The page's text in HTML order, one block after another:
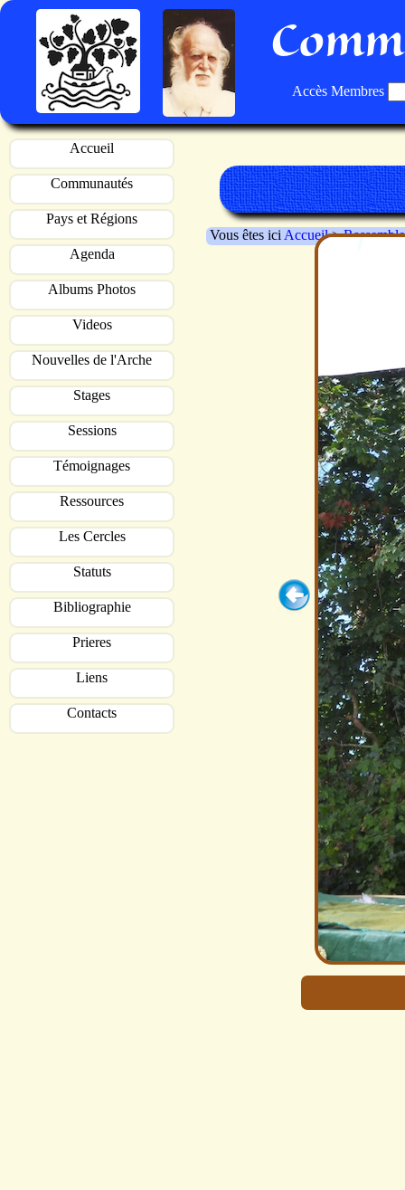
Accès Membres
Accueil
Communautés
Pays et Régions
Agenda
Albums Photos
Videos
Nouvelles de l'Arche
Stages
Sessions
Témoignages
Ressources
Les Cercles
Statuts
Bibliographie
Prieres
Liens
Contacts
Vous êtes ici Accueil>